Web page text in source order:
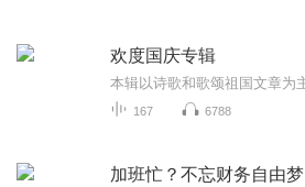
欢度国庆专辑
167 6788
加班忙？不忘财务自由梦